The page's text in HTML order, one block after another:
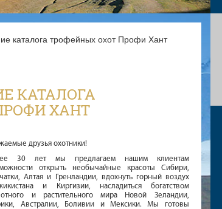
каталога трофейных охот Профи Хант
КАТАЛОГА
ХАНТ
друзья охотники!
30 лет мы предлагаем нашим клиентам
открыть необычайные красоты Сибири,
Алтая и Гренландии, вдохнуть горный воздух
и Киргизии, насладиться богатством
и растительного мира Новой Зеландии,
Австралии, Боливии и Мексики. Мы готовы